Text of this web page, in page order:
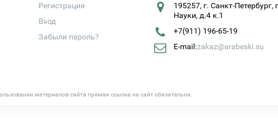
Регистрация
Вход
Забыли пароль?
195257, г. Санкт-Петербург,
Науки, д.4 к.1
+7(911) 196-65-19
E-mail:zakaz@arabeski.su
материалов сайта прямая ссылка на сайт обязательна.